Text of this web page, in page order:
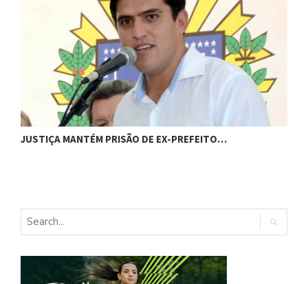
JUSTIÇA MANTÉM PRISÃO DE EX-PREFEITO…